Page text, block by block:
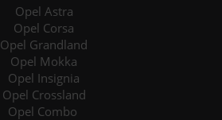
Opel Astra
Opel Corsa
Opel Grandland
Opel Mokka
Opel Insignia
Opel Crossland
Opel Combo